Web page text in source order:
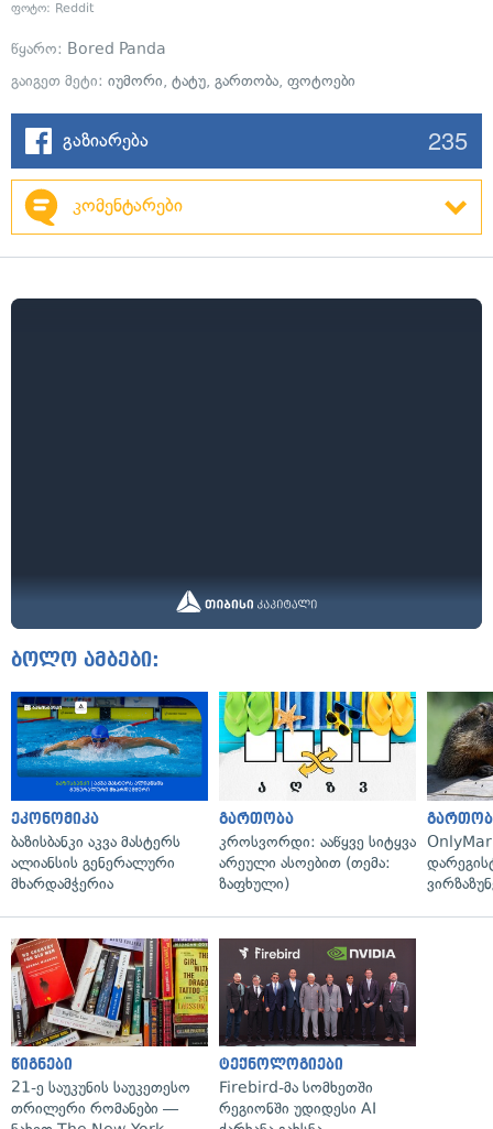
ფოტო: Reddit
წყარო: Bored Panda
გაიგეთ მეტი: იუმორი, ტატუ, გართობა, ფოტოები
გაზიარება 235
კომენტარები
ბოლო ამბები:
ეკონომიკა
ბაზისბანკი აკვა მასტერს
ალიანსის გენერალური
მხარდამჭერია
გართობა
კროსვორდი: ააწყვე სიტყვა
არეული ასოებით (თემა:
ზაფხული)
წიგნები
21-ე საუკუნის საუკეთესო
თრილერი რომანები —
ტექნოლოგიები
Firebird-მა სომხეთში
რეგიონში უდიდესი AI